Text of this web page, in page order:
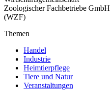
Zoologischer Fachbetriebe GmbH
(WZF)
Themen
Handel
Industrie
Heimtierpflege
Tiere und Natur
Veranstaltungen